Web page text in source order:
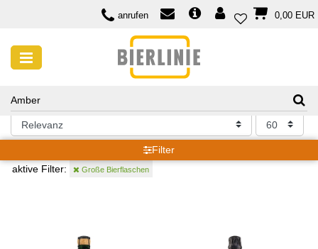
anrufen 0,00 EUR
SUCHERGEBNISSE FÜR: AMBER
Filter
aktive Filter:
Große Bierflaschen